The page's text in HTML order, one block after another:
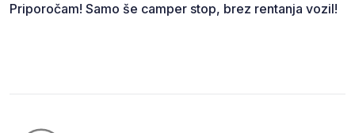
Priporočam! Samo še camper stop, brez rentanja vozil!